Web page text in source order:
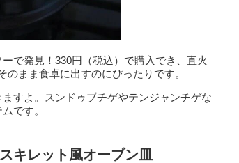
で発見！330円（税込）で購入でき、直火
まま食卓に出すのにぴったりです。
すよ。スンドゥブチゲやテンジャンチゲな
です。
キレット風オーブン皿